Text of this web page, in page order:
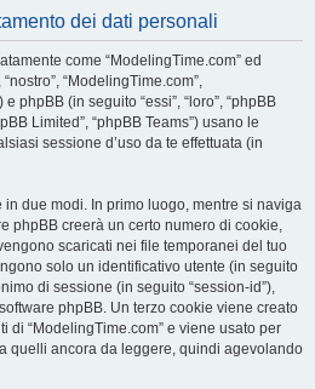
dei dati personali
come “ModelingTime.com” ed
“ModelingTime.com”,
phpBB (in seguito “essi”, “loro”, “phpBB
Limited”, “phpBB Teams”) usano le
sessione d’uso da te effettuata (in
due modi. In primo luogo, mentre si naviga
phpBB creerà un certo numero di cookie,
scaricati nei file temporanei del tuo
solo un identificativo utente (in seguito
di sessione (in seguito “session-id”),
phpBB. Un terzo cookie viene creato
di “ModelingTime.com” e viene usato per
quelli ancora da leggere, quindi agevolando